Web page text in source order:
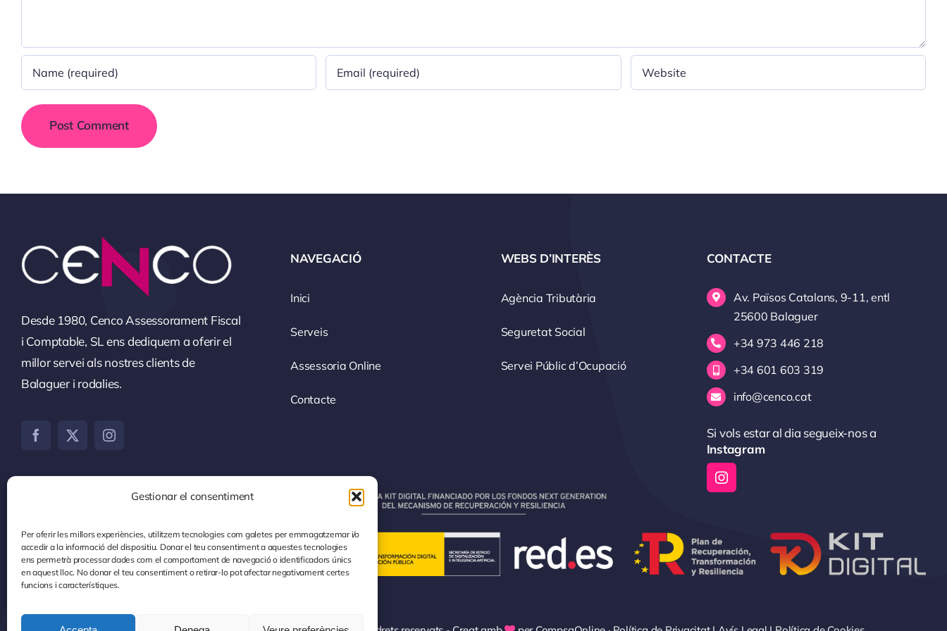
Gestionar el consentiment
Per oferir les millors experiències, utilitzem tecnologies com galetes per emmagatzemar i/o
accedir a la informació del dispositiu. Donar el teu consentiment a aquestes tecnologies
ens permetrà processar dades com el comportament de navegació o identificadors únics
en aquest lloc. No donar el teu consentiment o retirar-lo pot afectar negativament certes
funcions i característiques.
Desde 1980, Cenco Assessorament Fiscal
i Comptable, SL ens dediquem a oferir el
millor servei als nostres clients de
Balaguer i rodalies.
NAVEGACIÓ
Inici
Serveis
Assessoria Online
Contacte
WEBS D’INTERÈS
Agència Tributària
Seguretat Social
Servei Públic d’Ocupació
CONTACTE
Av. Països Catalans, 9-11, entl
25600 Balaguer
+34 973 446 218
+34 601 603 319
info@cenco.cat
Si vols estar al dia segueix-nos a
Instagram